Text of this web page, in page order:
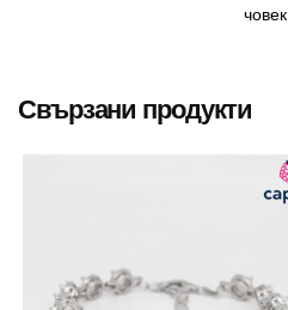
човек.
Свързани продукти